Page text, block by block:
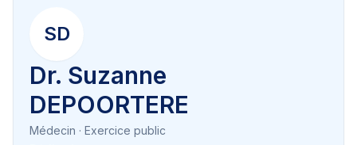
SD
Dr. Suzanne
DEPOORTERE
Médecin · Exercice public